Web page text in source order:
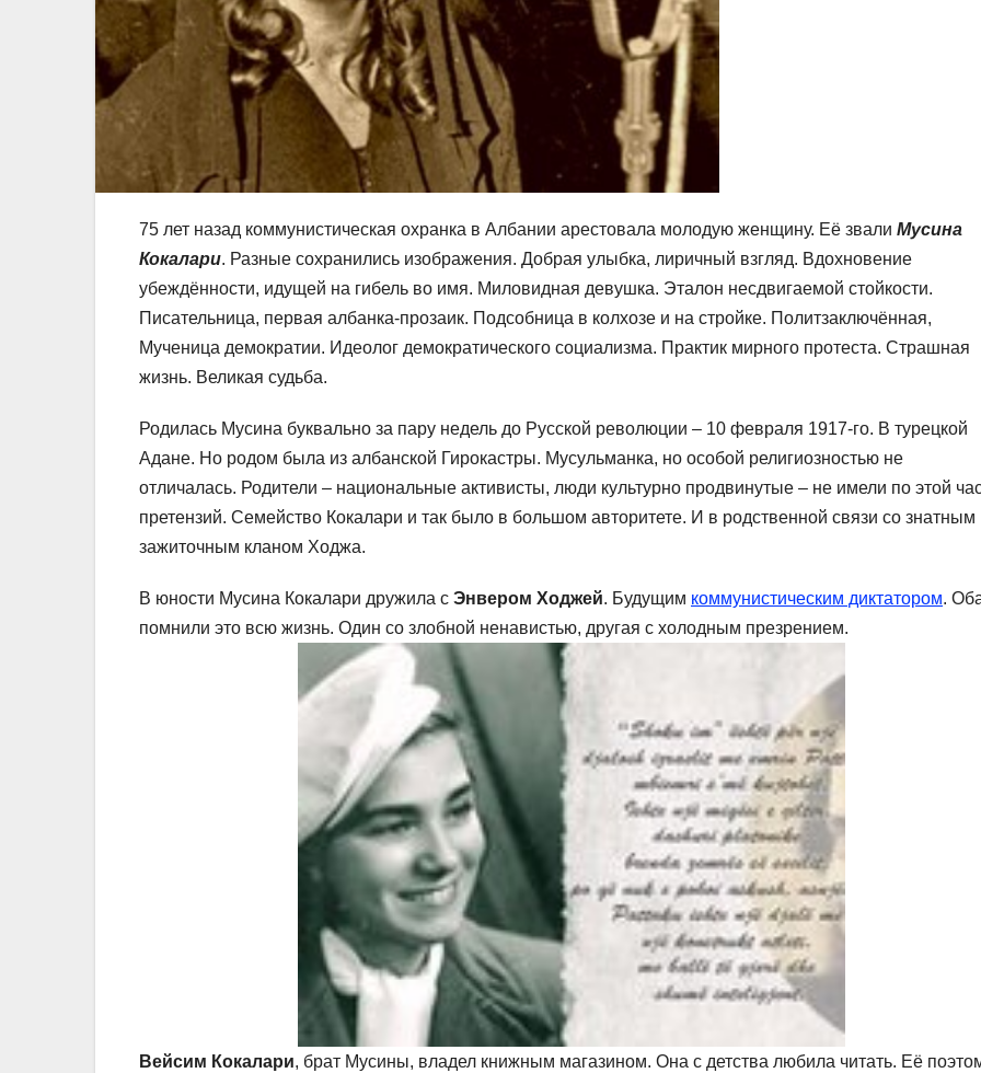
75 лет назад коммунистическая охранка в Албании арестовала молодую женщину. Её звали Мусина
Кокалари. Разные сохранились изображения. Добрая улыбка, лиричный взгляд. Вдохновение
убеждённости, идущей на гибель во имя. Миловидная девушка. Эталон несдвигаемой стойкости.
Писательница, первая албанка-прозаик. Подсобница в колхозе и на стройке. Политзаключённая,
Мученица демократии. Идеолог демократического социализма. Практик мирного протеста. Страшная
жизнь. Великая судьба.
Родилась Мусина буквально за пару недель до Русской революции – 10 февраля 1917-го. В турецкой
Адане. Но родом была из албанской Гирокастры. Мусульманка, но особой религиозностью не
отличалась. Родители – национальные активисты, люди культурно продвинутые – не имели по этой
претензий. Семейство Кокалари и так было в большом авторитете. И в родственной связи со знатным
зажиточным кланом Ходжа.
В юности Мусина Кокалари дружила с Энвером Ходжей. Будущим коммунистическим диктатором.
помнили это всю жизнь. Один со злобной ненавистью, другая с холодным презрением.
Вейсим Кокалари, брат Мусины, владел книжным магазином. Она с детства любила читать. Её